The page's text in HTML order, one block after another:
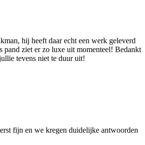
hij heeft daar echt een werk geleverd
pand ziet er zo luxe uit momenteel! Bedankt
tevens niet te duur uit!
fijn en we kregen duidelijke antwoorden